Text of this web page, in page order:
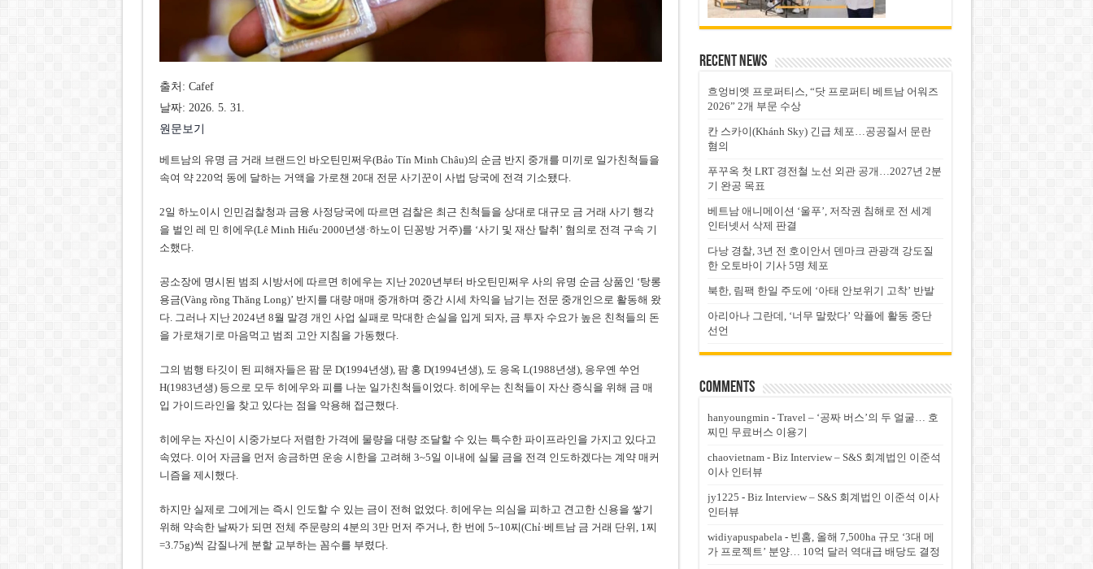
출처: Cafef
날짜: 2026. 5. 31.
원문보기
베트남의 유명 금 거래 브랜드인 바오틴민쩌우(Bảo Tín Minh Châu)의 순금 반지 중개를 미끼로 일가친척들을
속여 약 220억 동에 달하는 거액을 가로챈 20대 전문 사기꾼이 사법 당국에 전격 기소됐다.
2일 하노이시 인민검찰청과 금융 사정당국에 따르면 검찰은 최근 친척들을 상대로 대규모 금 거래 사기 행각
을 벌인 레 민 히에우(Lê Minh Hiếu·2000년생·하노이 딘꽁방 거주)를 ‘사기 및 재산 탈취’ 혐의로 전격 구속 기
소했다.
공소장에 명시된 범죄 시방서에 따르면 히에우는 지난 2020년부터 바오틴민쩌우 사의 유명 순금 상품인 ‘탕롱
용금(Vàng rồng Thăng Long)’ 반지를 대량 매매 중개하며 중간 시세 차익을 남기는 전문 중개인으로 활동해 왔
다. 그러나 지난 2024년 8월 말경 개인 사업 실패로 막대한 손실을 입게 되자, 금 투자 수요가 높은 친척들의 돈
을 가로채기로 마음먹고 범죄 고안 지침을 가동했다.
그의 범행 타깃이 된 피해자들은 팜 문 D(1994년생), 팜 홍 D(1994년생), 도 응옥 L(1988년생), 응우옌 쑤언
H(1983년생) 등으로 모두 히에우와 피를 나눈 일가친척들이었다. 히에우는 친척들이 자산 증식을 위해 금 매
입 가이드라인을 찾고 있다는 점을 악용해 접근했다.
히에우는 자신이 시중가보다 저렴한 가격에 물량을 대량 조달할 수 있는 특수한 파이프라인을 가지고 있다고
속였다. 이어 자금을 먼저 송금하면 운송 시한을 고려해 3~5일 이내에 실물 금을 전격 인도하겠다는 계약 매커
니즘을 제시했다.
하지만 실제로 그에게는 즉시 인도할 수 있는 금이 전혀 없었다. 히에우는 의심을 피하고 견고한 신용을 쌓기
위해 약속한 날짜가 되면 전체 주문량의 4분의 3만 먼저 주거나, 한 번에 5~10찌(Chỉ·베트남 금 거래 단위, 1찌
=3.75g)씩 감질나게 분할 교부하는 꼼수를 부렸다.
Recent News
흐엉비엣 프로퍼티스, “닷 프로퍼티 베트남 어워즈
2026” 2개 부문 수상
칸 스카이(Khánh Sky) 긴급 체포…공공질서 문란
혐의
푸꾸옥 첫 LRT 경전철 노선 외관 공개…2027년 2분
기 완공 목표
베트남 애니메이션 ‘울푸’, 저작권 침해로 전 세계
인터넷서 삭제 판결
다낭 경찰, 3년 전 호이안서 덴마크 관광객 강도질
한 오토바이 기사 5명 체포
북한, 림팩 한일 주도에 ‘아태 안보위기 고착’ 반발
아리아나 그란데, ‘너무 말랐다’ 악플에 활동 중단
선언
Comments
hanyoungmin - Travel – ‘공짜 버스’의 두 얼굴… 호
찌민 무료버스 이용기
chaovietnam- Biz Interview – S&S 회계법인 이준석
이사 인터뷰
jy1225 - Biz Interview – S&S 회계법인 이준석 이사
인터뷰
widiyapuspabela- 빈홈, 올해 7,500ha 규모 ‘3대 메
가 프로젝트’ 분양… 10억 달러 역대급 배당도 결정